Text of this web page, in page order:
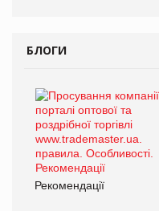
БЛОГИ
Рекомендації